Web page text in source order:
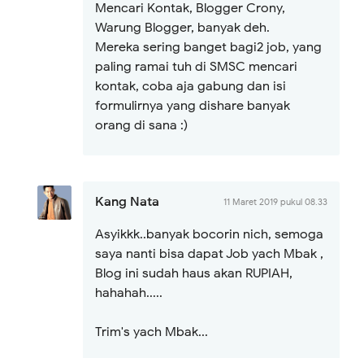
Mencari Kontak, Blogger Crony,
Warung Blogger, banyak deh.
Mereka sering banget bagi2 job, yang
paling ramai tuh di SMSC mencari
kontak, coba aja gabung dan isi
formulirnya yang dishare banyak
orang di sana :)
Kang Nata 11 Maret 2019 pukul 08.33
Asyikkk..banyak bocorin nich, semoga
saya nanti bisa dapat Job yach Mbak ,
Blog ini sudah haus akan RUPIAH,
hahahah.....
Trim's yach Mbak...